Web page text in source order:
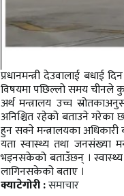
प्रधानमन्त्री देउवालाई बधाई
विषयमा पछिल्लो समय चीनले
अर्थ मन्त्रालय उच्च
अनिश्चित रहेको बताउने गरेका
हुन सक्ने मन्त्रालयका अधिकारी
यता स्वास्थ्य तथा जनसंख्या
भइनसकेको बताउँछन् ।
लागिनसकेको बताए ।
क्याटेगोरी :समाचार